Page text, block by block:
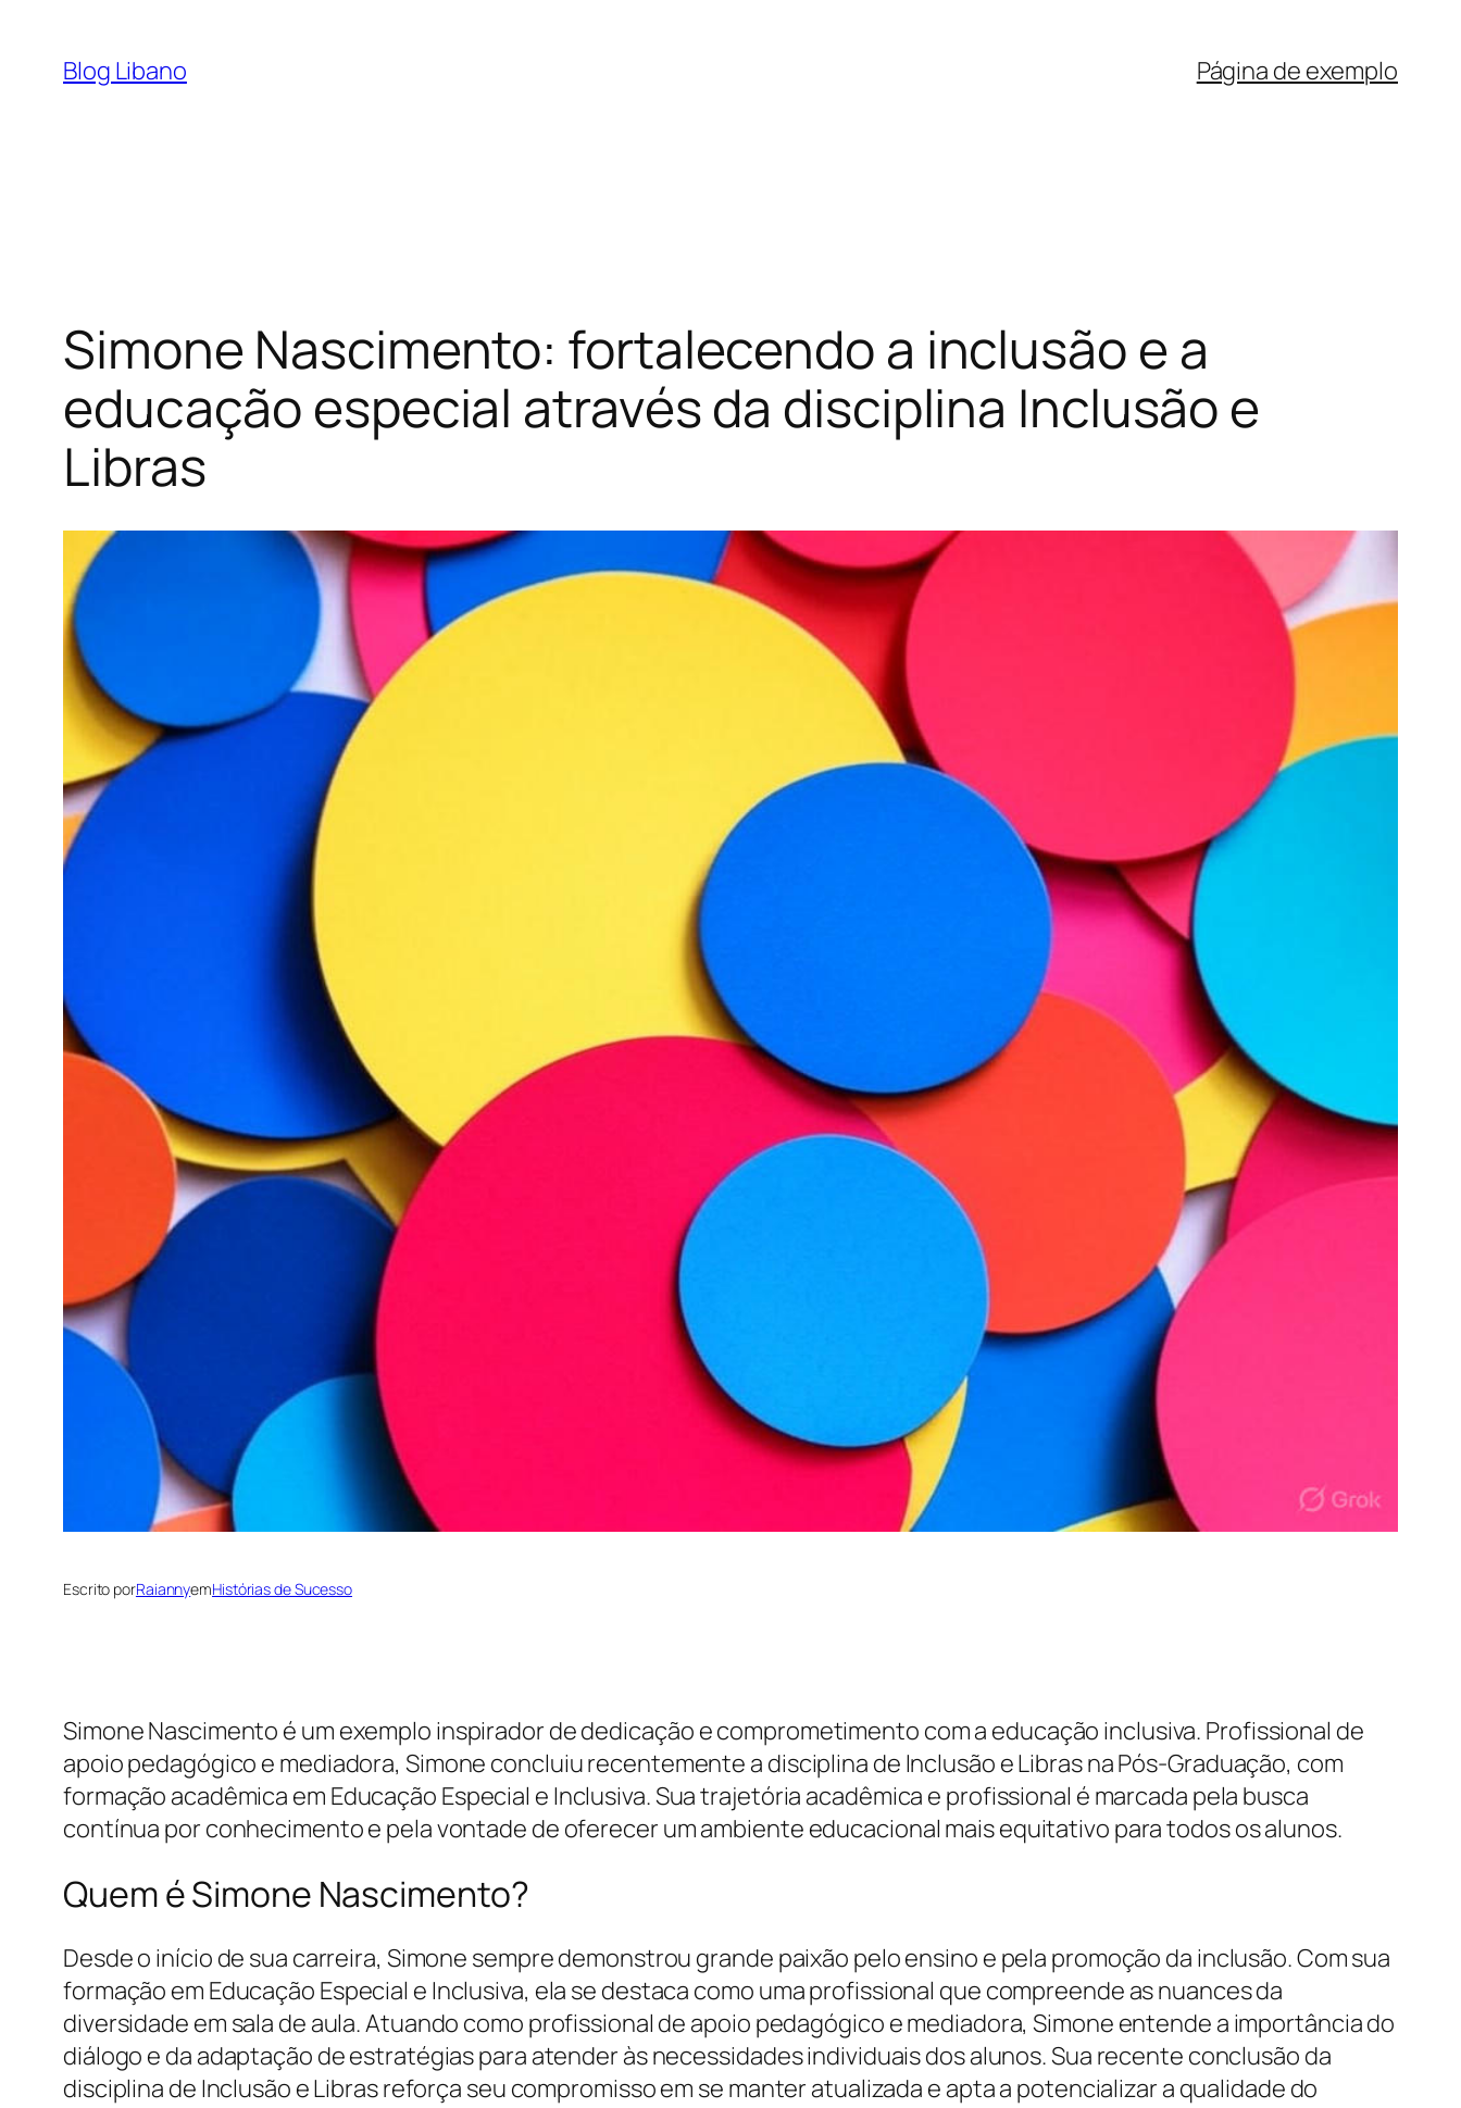
Blog Libano Página de exemplo
Simone Nascimento: fortalecendo a inclusão e a
educação especial através da disciplina Inclusão e
Libras
Escrito porRaiannyemHistórias de Sucesso
Simone Nascimento é um exemplo inspirador de dedicação e comprometimento com a educação inclusiva. Profissional de
apoio pedagógico e mediadora, Simone concluiu recentemente a disciplina de Inclusão e Libras na Pós-Graduação, com
formação acadêmica em Educação Especial e Inclusiva. Sua trajetória acadêmica e profissional é marcada pela busca
contínua por conhecimento e pela vontade de oferecer um ambiente educacional mais equitativo para todos os alunos.
Quem é Simone Nascimento?
Desde o início de sua carreira, Simone sempre demonstrou grande paixão pelo ensino e pela promoção da inclusão. Com sua
formação em Educação Especial e Inclusiva, ela se destaca como uma profissional que compreende as nuances da
diversidade em sala de aula. Atuando como profissional de apoio pedagógico e mediadora, Simone entende a importância do
diálogo e da adaptação de estratégias para atender às necessidades individuais dos alunos. Sua recente conclusão da
disciplina de Inclusão e Libras reforça seu compromisso em se manter atualizada e apta a potencializar a qualidade do